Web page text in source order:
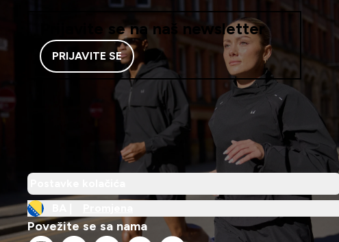
Prijavite se na naš newsletter
PRIJAVITE SE
Povežite se sa nama